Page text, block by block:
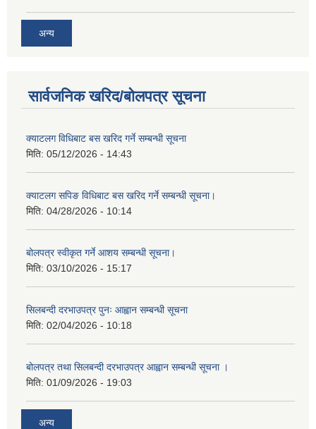
अन्य
सार्वजनिक खरिद/बोलपत्र सूचना
क्याटलग विधिबाट बस खरिद गर्ने सम्बन्धी सूचना
मिति: 05/12/2026 - 14:43
क्याटलग सपिङ विधिबाट बस खरिद गर्ने सम्बन्धी सूचना।
मिति: 04/28/2026 - 10:14
बोलपत्र स्वीकृत गर्ने आशय सम्बन्धी सूचना।
मिति: 03/10/2026 - 15:17
सिलबन्दी दरभाउपत्र पुनः आह्वान सम्बन्धी सूचना
मिति: 02/04/2026 - 10:18
बोलपत्र तथा सिलबन्दी दरभाउपत्र आह्वान सम्बन्धी सूचना ।
मिति: 01/09/2026 - 19:03
अन्य